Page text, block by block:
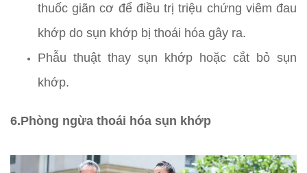
thuốc giãn cơ để điều trị triệu chứng viêm đau
khớp do sụn khớp bị thoái hóa gây ra.
Phẫu thuật thay sụn khớp hoặc cắt bỏ sụn
khớp.
6.Phòng ngừa thoái hóa sụn khớp